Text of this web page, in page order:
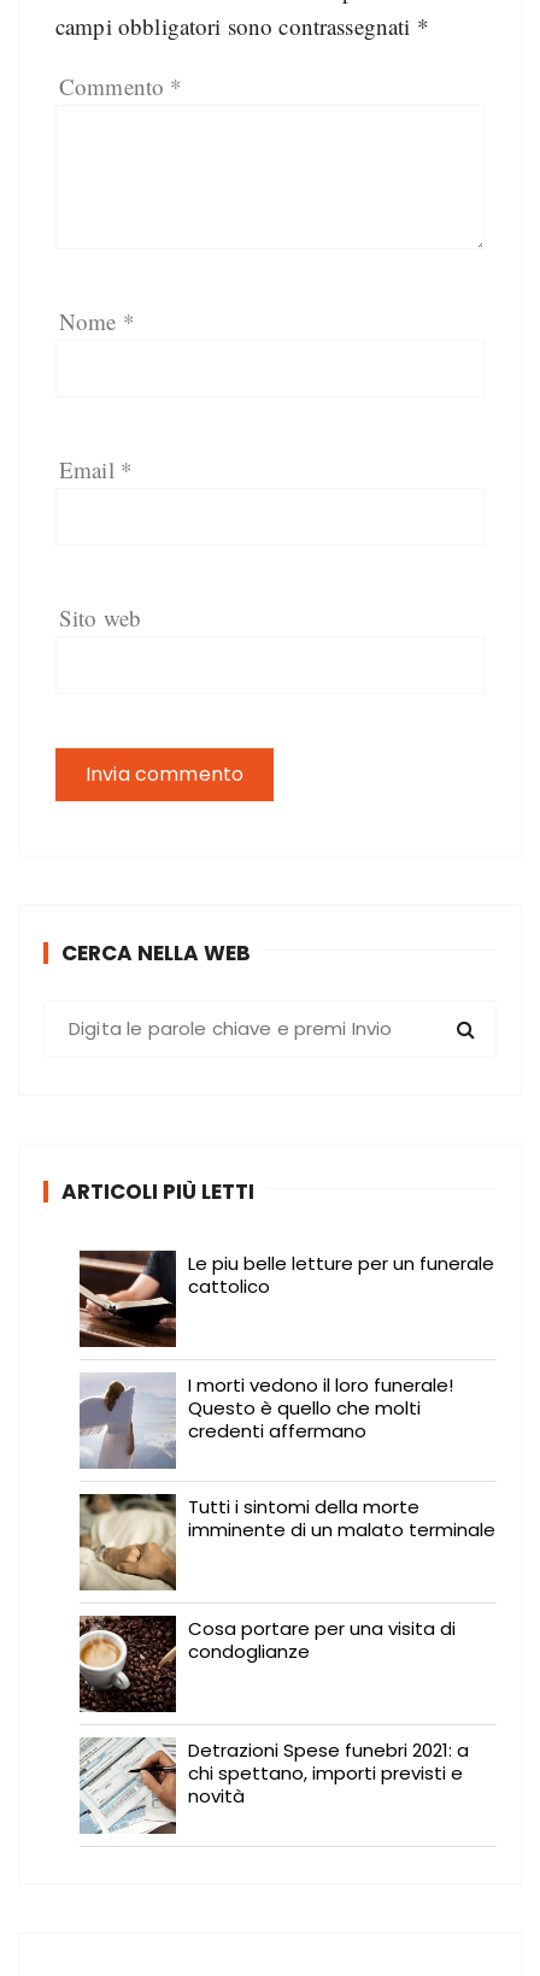
campi obbligatori sono contrassegnati *
Commento *
Nome *
Email *
Sito web
CERCA NELLA WEB
ARTICOLI PIÙ LETTI
Le piu belle letture per un funerale
cattolico
I morti vedono il loro funerale!
Questo è quello che molti
credenti affermano
Tutti i sintomi della morte
imminente di un malato terminale
Cosa portare per una visita di
condoglianze
Detrazioni Spese funebri 2021: a
chi spettano, importi previsti e
novità